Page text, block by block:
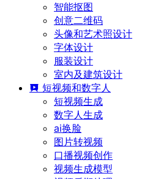
智能抠图
创意二维码
头像和艺术照设计
字体设计
服装设计
室内及建筑设计
短视频和数字人
短视频生成
数字人生成
ai换脸
图片转视频
口播视频创作
视频生成模型